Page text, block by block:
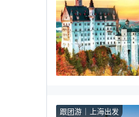
跟团游 上海出发